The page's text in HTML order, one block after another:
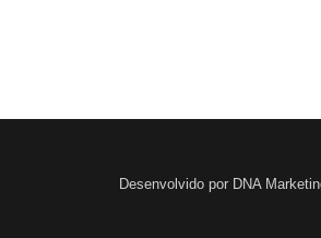
Desenvolvido por DNA